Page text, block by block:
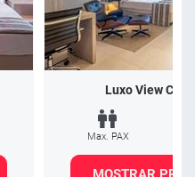
Luxo View
Max. PAX